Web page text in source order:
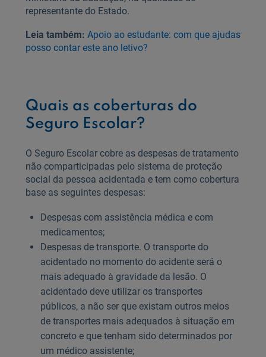
representante do Estado.
Leia também: Apoio ao estudante: com que ajudas
posso contar este ano letivo?
Quais as coberturas do
Seguro Escolar?
O Seguro Escolar cobre as despesas de tratamento
não comparticipadas pelo sistema de proteção
social da pessoa acidentada e tem como cobertura
base as seguintes despesas:
Despesas com assistência médica e com
medicamentos;
Despesas de transporte. O transporte do
acidentado no momento do acidente será o
mais adequado à gravidade da lesão. O
acidentado deve utilizar os transportes
públicos, a não ser que existam outros meios
de transportes mais adequados à situação em
concreto e que tenham sido determinados por
um médico assistente;